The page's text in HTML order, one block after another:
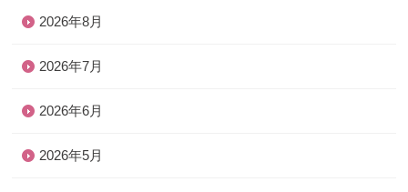
2026年8月
2026年7月
2026年6月
2026年5月